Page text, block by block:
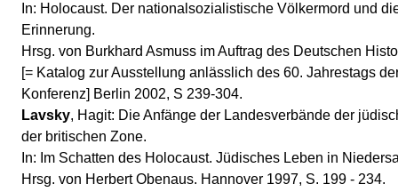
In: Holocaust. Der nationalsozialistische Völkermord und
Erinnerung.
Hrsg. von Burkhard Asmuss im Auftrag des Deutschen
[= Katalog zur Ausstellung anlässlich des 60. Jahrestags
Konferenz] Berlin 2002, S 239-304.
Lavsky, Hagit: Die Anfänge der Landesverbände der
der britischen Zone.
In: Im Schatten des Holocaust. Jüdisches Leben in
Hrsg. von Herbert Obenaus. Hannover 1997, S. 199 - 234.